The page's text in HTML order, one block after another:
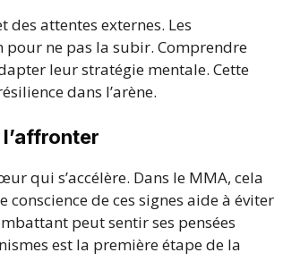
des attentes externes. Les
ne pas la subir. Comprendre
leur stratégie mentale. Cette
dans l’arène.
qui s’accélère. Dans le MMA, cela
conscience de ces signes aide à éviter
peut sentir ses pensées
est la première étape de la